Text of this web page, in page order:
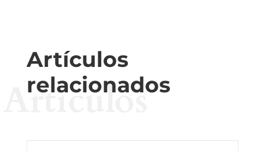
Artículos
relacionados
Artículos